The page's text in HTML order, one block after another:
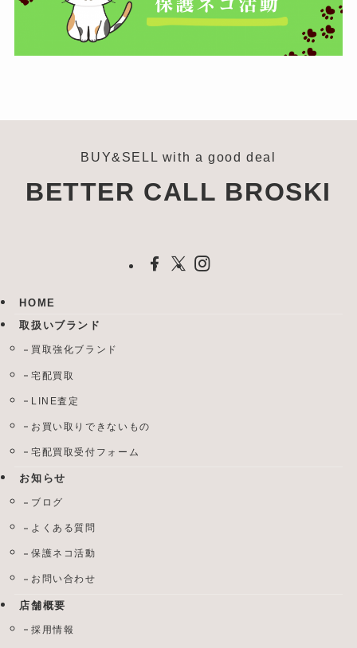
BUY&SELL with a good deal
BETTER CALL BROSKI
HOME
取扱いブランド
買取強化ブランド
宅配買取
LINE査定
お買い取りできないもの
宅配買取受付フォーム
お知らせ
ブログ
よくある質問
保護ネコ活動
お問い合わせ
店舗概要
採用情報